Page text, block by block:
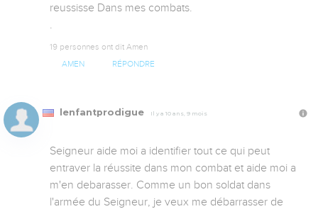
reussisse Dans mes combats.
.
19 personnes ont dit Amen
AMEN RÉPONDRE
lenfantprodigue Il y a 10 ans, 9 mois
Seigneur aide moi a identifier tout ce qui peut
entraver la réussite dans mon combat et aide moi a
m'en debarasser. Comme un bon soldat dans
l'armée du Seigneur, je veux me débarrasser de